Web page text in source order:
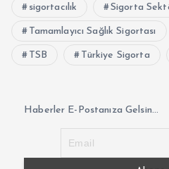
sigortacılık Sigorta
Tamamlayıcı Sağlık Sigortası
TSB Türkiye Sigorta
Haberler E-Postanıza Gelsin...